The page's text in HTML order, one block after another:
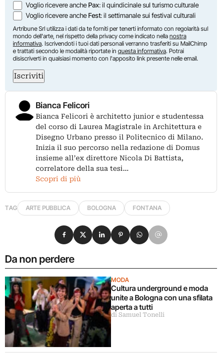
Voglio ricevere anchePax: il quindicinale sul turismo culturale
Voglio ricevere ancheFest: il settimanale sui festival culturali
Artribune Srl utilizza i dati da te forniti per tenerti informato con regolarità sul
mondo dell'arte, nel rispetto della privacy come indicato nella nostra
informativa. Iscrivendoti i tuoi dati personali verranno trasferiti su MailChimp
e trattati secondo le modalità riportate in questa informativa. Potrai
disiscriverti in qualsiasi momento con l'apposito link presente nelle email.
Iscriviti
Bianca Felicori
Bianca Felicori è architetto junior e studentessa
del corso di Laurea Magistrale in Architettura e
Disegno Urbano presso il Politecnico di Milano.
Inizia il suo percorso nella redazione di Domus
insieme all’ex direttore Nicola Di Battista,
correlatore della sua tesi…
Scopri di più
TAG ARTE PUBBLICA BOLOGNA FONTANA
Da non perdere
MODA
Cultura underground e moda
unite a Bologna con una sfilata
aperta a tutti
di Samuel Tonelli
Condividi su Facebook
Condividi su X
Condividi su LinkedIn
Condividi su Pinterest
Condividi su WhatsApp
Condividi su Email